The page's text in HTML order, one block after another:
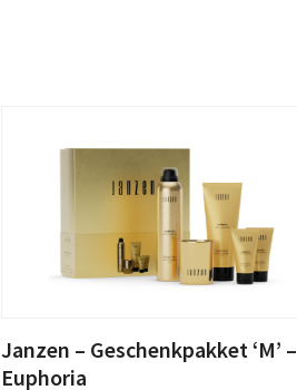
Janzen – Geschenkpakket ‘M’ –
Euphoria